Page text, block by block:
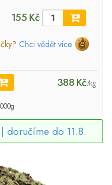
155 Kč
Chci vědět více
388 Kč/kg
doručíme do 11.8.